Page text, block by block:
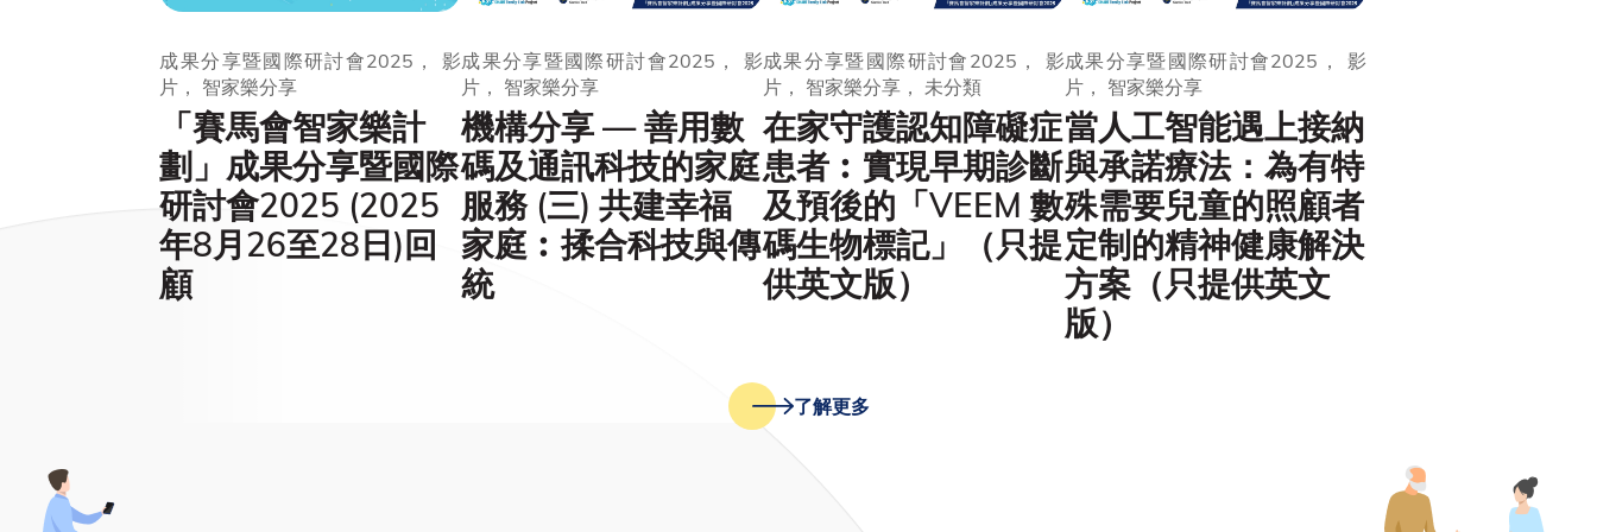
「賽馬會智家樂計
劃」成果分享暨國際
研討會2025 (2025
年8月26至28日)回
顧
成果分享暨國際研討會2025， 影
片， 智家樂分享
機構分享 — 善用數
碼及通訊科技的家庭
服務 (三) 共建幸福
家庭︰揉合科技與傳
統
成果分享暨國際研討會2025， 影
片， 智家樂分享
在家守護認知障礙症
患者︰實現早期診斷
及預後的「VEEM 數
碼生物標記」（只提
供英文版）
成果分享暨國際研討會2025， 影
片， 智家樂分享， 未分類
當人工智能遇上接納
與承諾療法：為有特
殊需要兒童的照顧者
定制的精神健康解決
方案（只提供英文
版）
成果分享暨國際研討會2025， 影
片， 智家樂分享
了解更多